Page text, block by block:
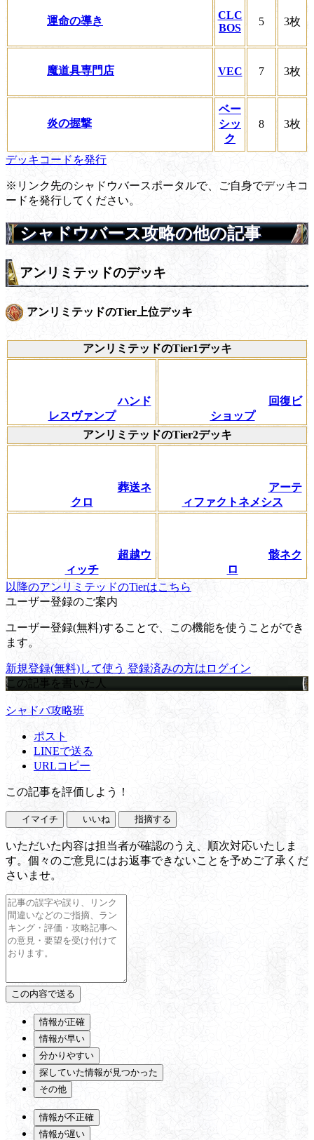
運命の導き
CLC
BOS
5 3枚
魔道具専門店 VEC 7 3枚
炎の握撃
ベー
シッ
ク
8 3枚
デッキコードを発行
※リンク先のシャドウバースポータルで、ご自身でデッキコ
ードを発行してください。
シャドウバース攻略の他の記事
アンリミテッドのデッキ
アンリミテッドのTier上位デッキ
アンリミテッドのTier1デッキ
ハンド
レスヴァンプ
回復ビ
ショップ
アンリミテッドのTier2デッキ
葬送ネ
クロ
アーテ
ィファクトネメシス
超越ウ
ィッチ
骸ネク
ロ
以降のアンリミテッドのTierはこちら
ユーザー登録のご案内
ユーザー登録(無料)することで、この機能を使うことができ
ます。
新規登録(無料)して使う 登録済みの方はログイン
この記事を書いた人
シャドバ攻略班
ポスト
LINEで送る
URLコピー
この記事を評価しよう！
イマイチ いいね 指摘する
いただいた内容は担当者が確認のうえ、順次対応いたしま
す。個々のご意見にはお返事できないことを予めご了承くだ
さいませ。
情報が正確
情報が早い
分かりやすい
探していた情報が見つかった
その他
情報が不正確
情報が遅い